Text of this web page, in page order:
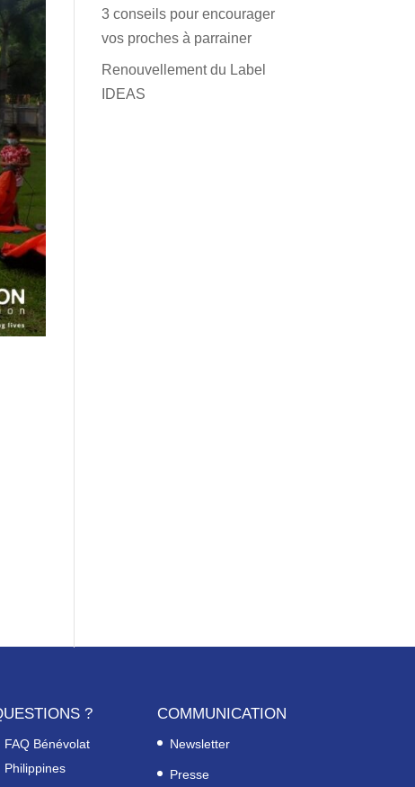
3 conseils pour encourager
vos proches à parrainer
Renouvellement du Label
IDEAS
?
FAQ Bénévolat
Philippines
COMMUNICATION
Newsletter
Presse